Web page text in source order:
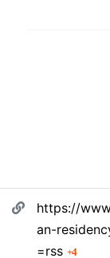
관련자료
https://
an-
=rss
4회 연결